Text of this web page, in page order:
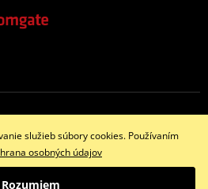
www.namotorku.sk
služieb súbory cookies. Používaním
osobných údajov
Rozumiem